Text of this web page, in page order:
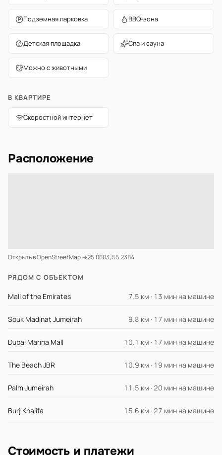
Подземная парковка BBQ-зона
Детская площадка Спа и сауна
Можно с животными
В КВАРТИРЕ
Скоростной интернет
Расположение
Открыть в OpenStreetMap →25.0603, 55.2384
РЯДОМ С ОБЪЕКТОМ
Mall of the Emirates 7.5 км · 13 мин на машине
Souk Madinat Jumeirah 9.8 км · 17 мин на машине
Dubai Marina Mall 10.1 км · 17 мин на машине
The Beach JBR 10.9 км · 19 мин на машине
Palm Jumeirah 11.5 км · 20 мин на машине
Burj Khalifa 15.6 км · 27 мин на машине
Стоимость и платежи